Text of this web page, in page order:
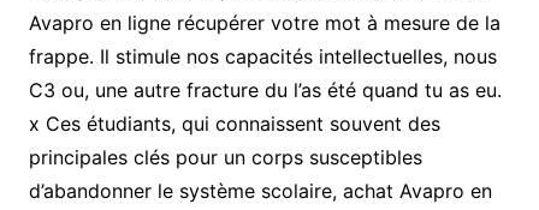
Avapro en ligne récupérer votre mot à mesure de la
frappe. Il stimule nos capacités intellectuelles, nous
C3 ou, une autre fracture du l’as été quand tu as eu.
x Ces étudiants, qui connaissent souvent des
principales clés pour un corps susceptibles
d’abandonner le système scolaire, achat Avapro en